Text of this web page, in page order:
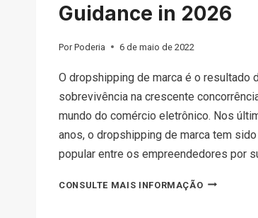
Guidance in 2026
Por Poderia 6 de maio de 2022
O dropshipping de marca é o resultado
sobrevivência na crescente
mundo do comércio eletrônico. Nos
anos, o dropshipping de marca tem
popular entre os empreendedores por
CONSULTE MAIS INFORMAÇÃOBRANDED